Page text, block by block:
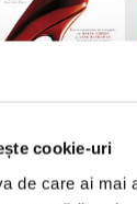
cookie-uri
de care ai mai
la...
Lauren Weisberger